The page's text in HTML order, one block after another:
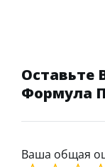
Оставьте
Формула
Ваша общая